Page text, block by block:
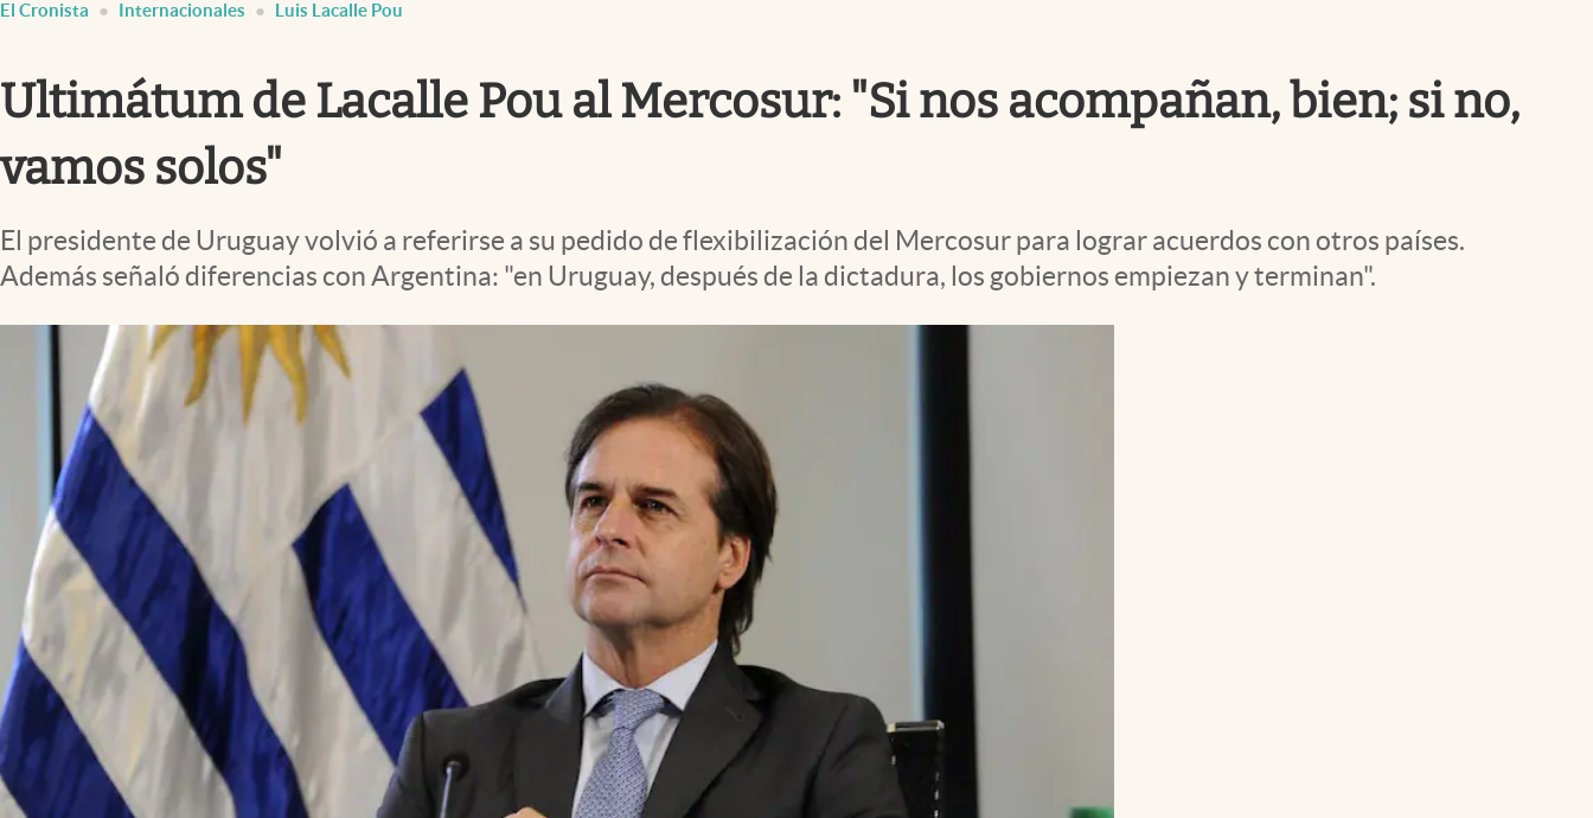
Infotechnology
Clima
El Cronista Studio
Mediakit
abre en nueva pestaña
El Cronista Internacionales Luis Lacalle Pou
Ultimátum de Lacalle Pou al Mercosur: "Si nos acompañan, bien; si no,
vamos solos"
El presidente de Uruguay volvió a referirse a su pedido de flexibilización del Mercosur para lograr acuerdos con otros países.
Además señaló diferencias con Argentina: "en Uruguay, después de la dictadura, los gobiernos empiezan y terminan".